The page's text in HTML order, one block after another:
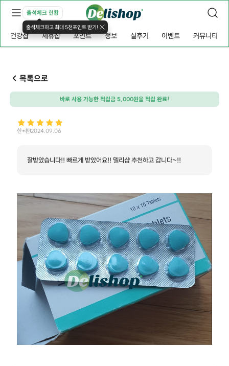
출석체크 현황
출석체크하고 최대 5천포인트 받기!
건강샵 제휴샵 포인트 정보 실후기 이벤트 커뮤니티
목록으로
바로 사용 가능한 적립금 5,000원을 적립 완료!
한*환2024.09.06
잘받았습니다!! 빠르게 받았어요!! 델리샵 추천하고 갑니다~!!